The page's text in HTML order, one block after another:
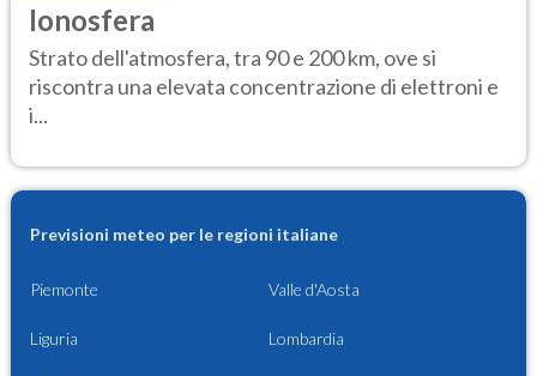
Ionosfera
Strato dell'atmosfera, tra 90 e 200 km, ove si
riscontra una elevata concentrazione di elettroni e
i...
Previsioni meteo per le regioni italiane
Piemonte Valle d'Aosta
Liguria Lombardia